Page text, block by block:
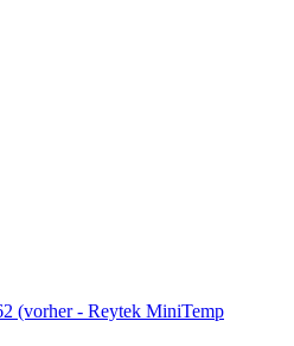
(vorher - Reytek MiniTemp